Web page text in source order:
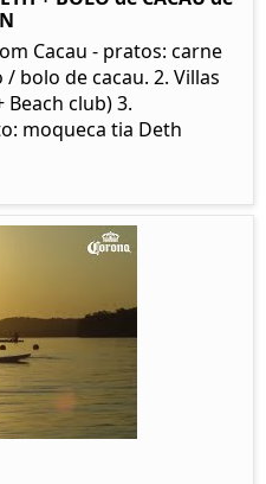
Cacau - pratos: carne
bolo de cacau. 2. Villas
Beach club) 3.
moqueca tia Deth